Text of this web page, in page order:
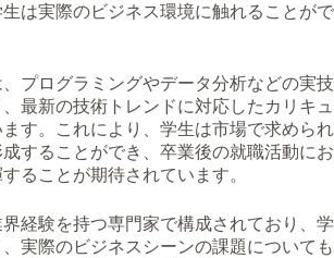
は実際のビジネス環境に触れることがで
プログラミングやデータ分析などの実技
最新の技術トレンドに対応したカリキュ
す。これにより、学生は市場で求められ
することができ、卒業後の就職活動にお
ることが期待されています。
経験を持つ専門家で構成されており、学
実際のビジネスシーンの課題についても